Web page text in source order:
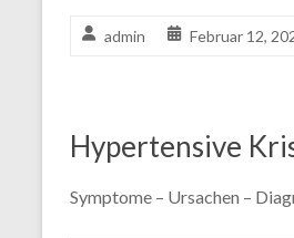
admin Februar 12,
Hypertensive
Symptome – Ursachen –